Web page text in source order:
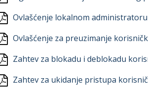
Ovlašćenje lokalnom administratoru
Ovlašćenje za preuzimanje
Zahtev za blokadu i deblokadu
Zahtev za ukidanje pristupa